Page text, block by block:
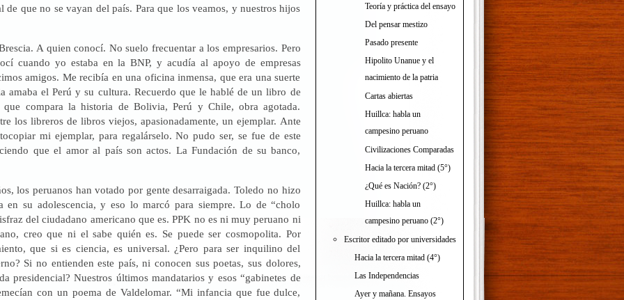
de que no se vayan del país. Para que los veamos, y nuestros hijos
A quien conocí. No suelo frecuentar a los empresarios. Pero
cuando yo estaba en la BNP, y acudía al apoyo de empresas
amigos. Me recibía en una oficina inmensa, que era una suerte
amaba el Perú y su cultura. Recuerdo que le hablé de un libro de
que compara la historia de Bolivia, Perú y Chile, obra agotada.
los libreros de libros viejos, apasionadamente, un ejemplar. Ante
mi ejemplar, para regalárselo. No pudo ser, se fue de este
que el amor al país son actos. La Fundación de su banco,
los peruanos han votado por gente desarraigada. Toledo no hizo
en su adolescencia, y eso lo marcó para siempre. Lo de “cholo
del ciudadano americano que es. PPK no es ni muy peruano ni
creo que ni el sabe quién es. Se puede ser cosmopolita. Por
que si es ciencia, es universal. ¿Pero para ser inquilino del
Si no entienden este país, ni conocen sus poetas, sus dolores,
presidencial? Nuestros últimos mandatarios y esos “gabinetes de
con un poema de Valdelomar. “Mi infancia que fue dulce,
Teoría y práctica del ensayo
Del pensar mestizo
Pasado presente
Hipolito Unanue y el
nacimiento de la patria
Cartas abiertas
Huillca: habla un
campesino peruano
Civilizaciones Comparadas
Hacia la tercera mitad (5°)
¿Qué es Nación? (2°)
Huillca: habla un
campesino peruano (2°)
Escritor editado por universidades
Hacia la tercera mitad (4°)
Las Independencias
Ayer y mañana. Ensayos